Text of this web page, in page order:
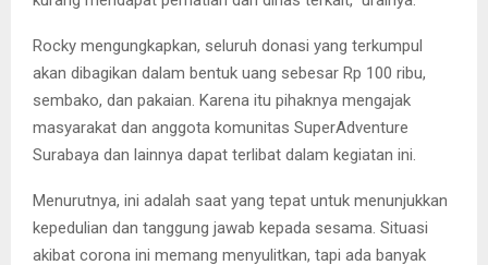
Rocky mengungkapkan, seluruh donasi yang terkumpul
akan dibagikan dalam bentuk uang sebesar Rp 100 ribu,
sembako, dan pakaian. Karena itu pihaknya mengajak
masyarakat dan anggota komunitas SuperAdventure
Surabaya dan lainnya dapat terlibat dalam kegiatan ini.
Menurutnya, ini adalah saat yang tepat untuk menunjukkan
kepedulian dan tanggung jawab kepada sesama. Situasi
akibat corona ini memang menyulitkan, tapi ada banyak